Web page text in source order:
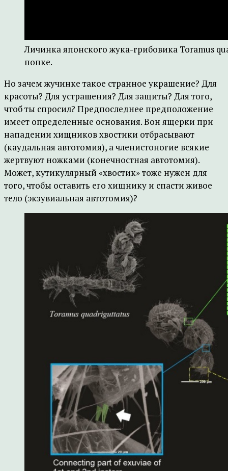
Личинка японского жука-грибовика Toramus
попке.
Но зачем жучинке такое странное украшение? Для
красоты? Для устрашения? Для защиты? Для того,
чтоб ты спросил? Предпоследнее предположение
имеет определенные основания. Вон ящерки при
нападении хищников хвостики отбрасывают
(каудальная автотомия), а членистоногие всякие
жертвуют ножками (конечностная автотомия).
Может, кутикулярный «хвостик» тоже нужен для
того, чтобы оставить его хищнику и спасти живое
тело (экзувиальная автотомия)?